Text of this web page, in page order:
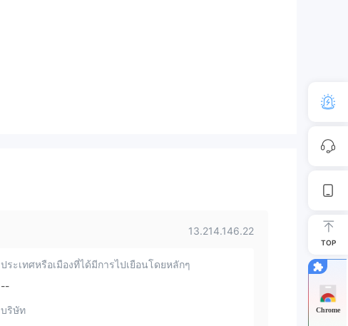
13.214.146.22
ประเทศหรือเมืองที่ได้มีการไปเยือนโดยหลักๆ
--
บริษัท
TOP
Chrome